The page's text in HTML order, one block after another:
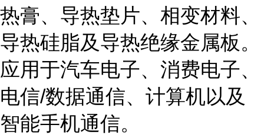
热膏、导热垫片、相变材料、
导热硅脂及导热绝缘金属板。
应用于汽车电子、消费电子、
电信/数据通信、计算机以及
智能手机通信。